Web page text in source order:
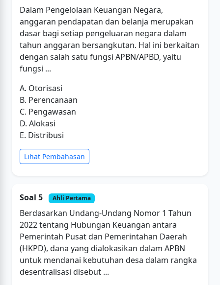
Dalam Pengelolaan Keuangan Negara,
anggaran pendapatan dan belanja merupakan
dasar bagi setiap pengeluaran negara dalam
tahun anggaran bersangkutan. Hal ini berkaitan
dengan salah satu fungsi APBN/APBD, yaitu
fungsi ...
A. Otorisasi
B. Perencanaan
C. Pengawasan
D. Alokasi
E. Distribusi
Lihat Pembahasan
Soal 5 Ahli Pertama
Berdasarkan Undang-Undang Nomor 1 Tahun
2022 tentang Hubungan Keuangan antara
Pemerintah Pusat dan Pemerintahan Daerah
(HKPD), dana yang dialokasikan dalam APBN
untuk mendanai kebutuhan desa dalam rangka
desentralisasi disebut ...